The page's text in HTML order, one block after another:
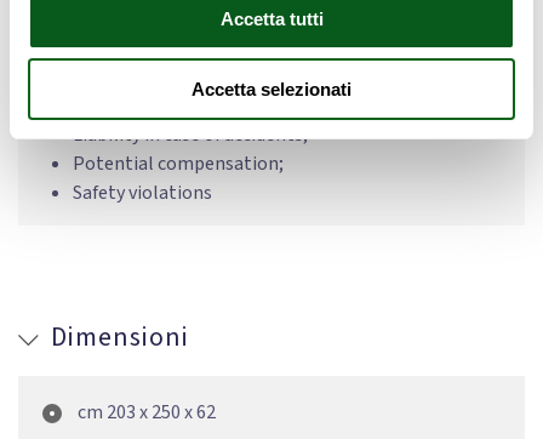
Accetta tutti
Accetta selezionati
Specific hazards for children and the elderly
Failure to secure may result in:
Liability in case of accidents;
Potential compensation;
Safety violations
Dimensioni
cm 203 x 250 x 62